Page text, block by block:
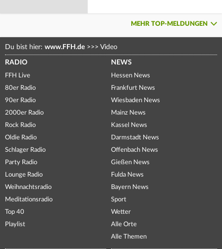
MEHR TOP-MELDUNGEN
Du bist hier: www.FFH.de >>> Video
RADIO
FFH Live
80er Radio
90er Radio
2000er Radio
Rock Radio
Oldie Radio
Schlager Radio
Party Radio
Lounge Radio
Weihnachtsradio
Meditationsradio
Top 40
Playlist
NEWS
Hessen News
Frankfurt News
Wiesbaden News
Mainz News
Kassel News
Darmstadt News
Offenbach News
Gießen News
Fulda News
Bayern News
Sport
Wetter
Alle Orte
Alle Themen